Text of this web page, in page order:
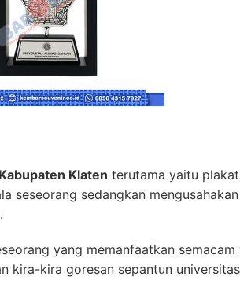
Klaten terutama yaitu
seseorang sedangkan
yang memanfaatkan
kira-kira goresan sepantun